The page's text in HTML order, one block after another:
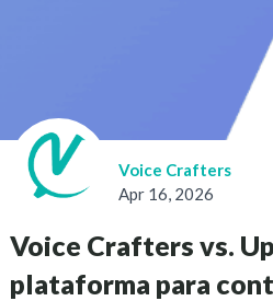
Voice Crafters
Apr 16, 2026
Voice Crafters vs.
plataforma para